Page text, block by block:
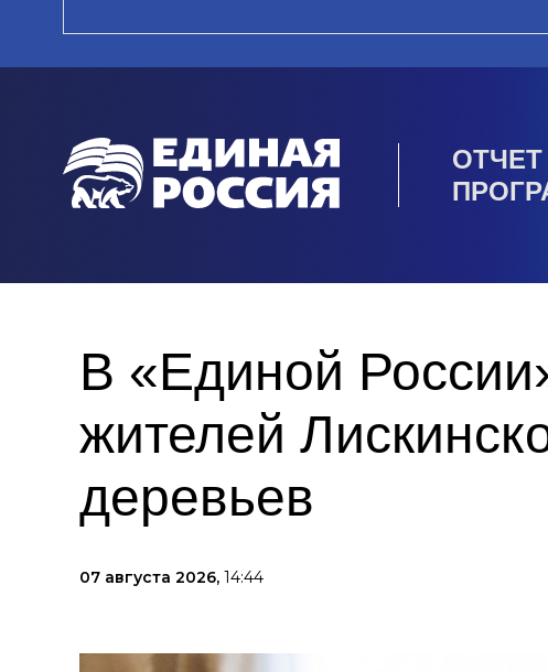
В «Единой
жителей
деревьев
07 августа 2026, 14:44